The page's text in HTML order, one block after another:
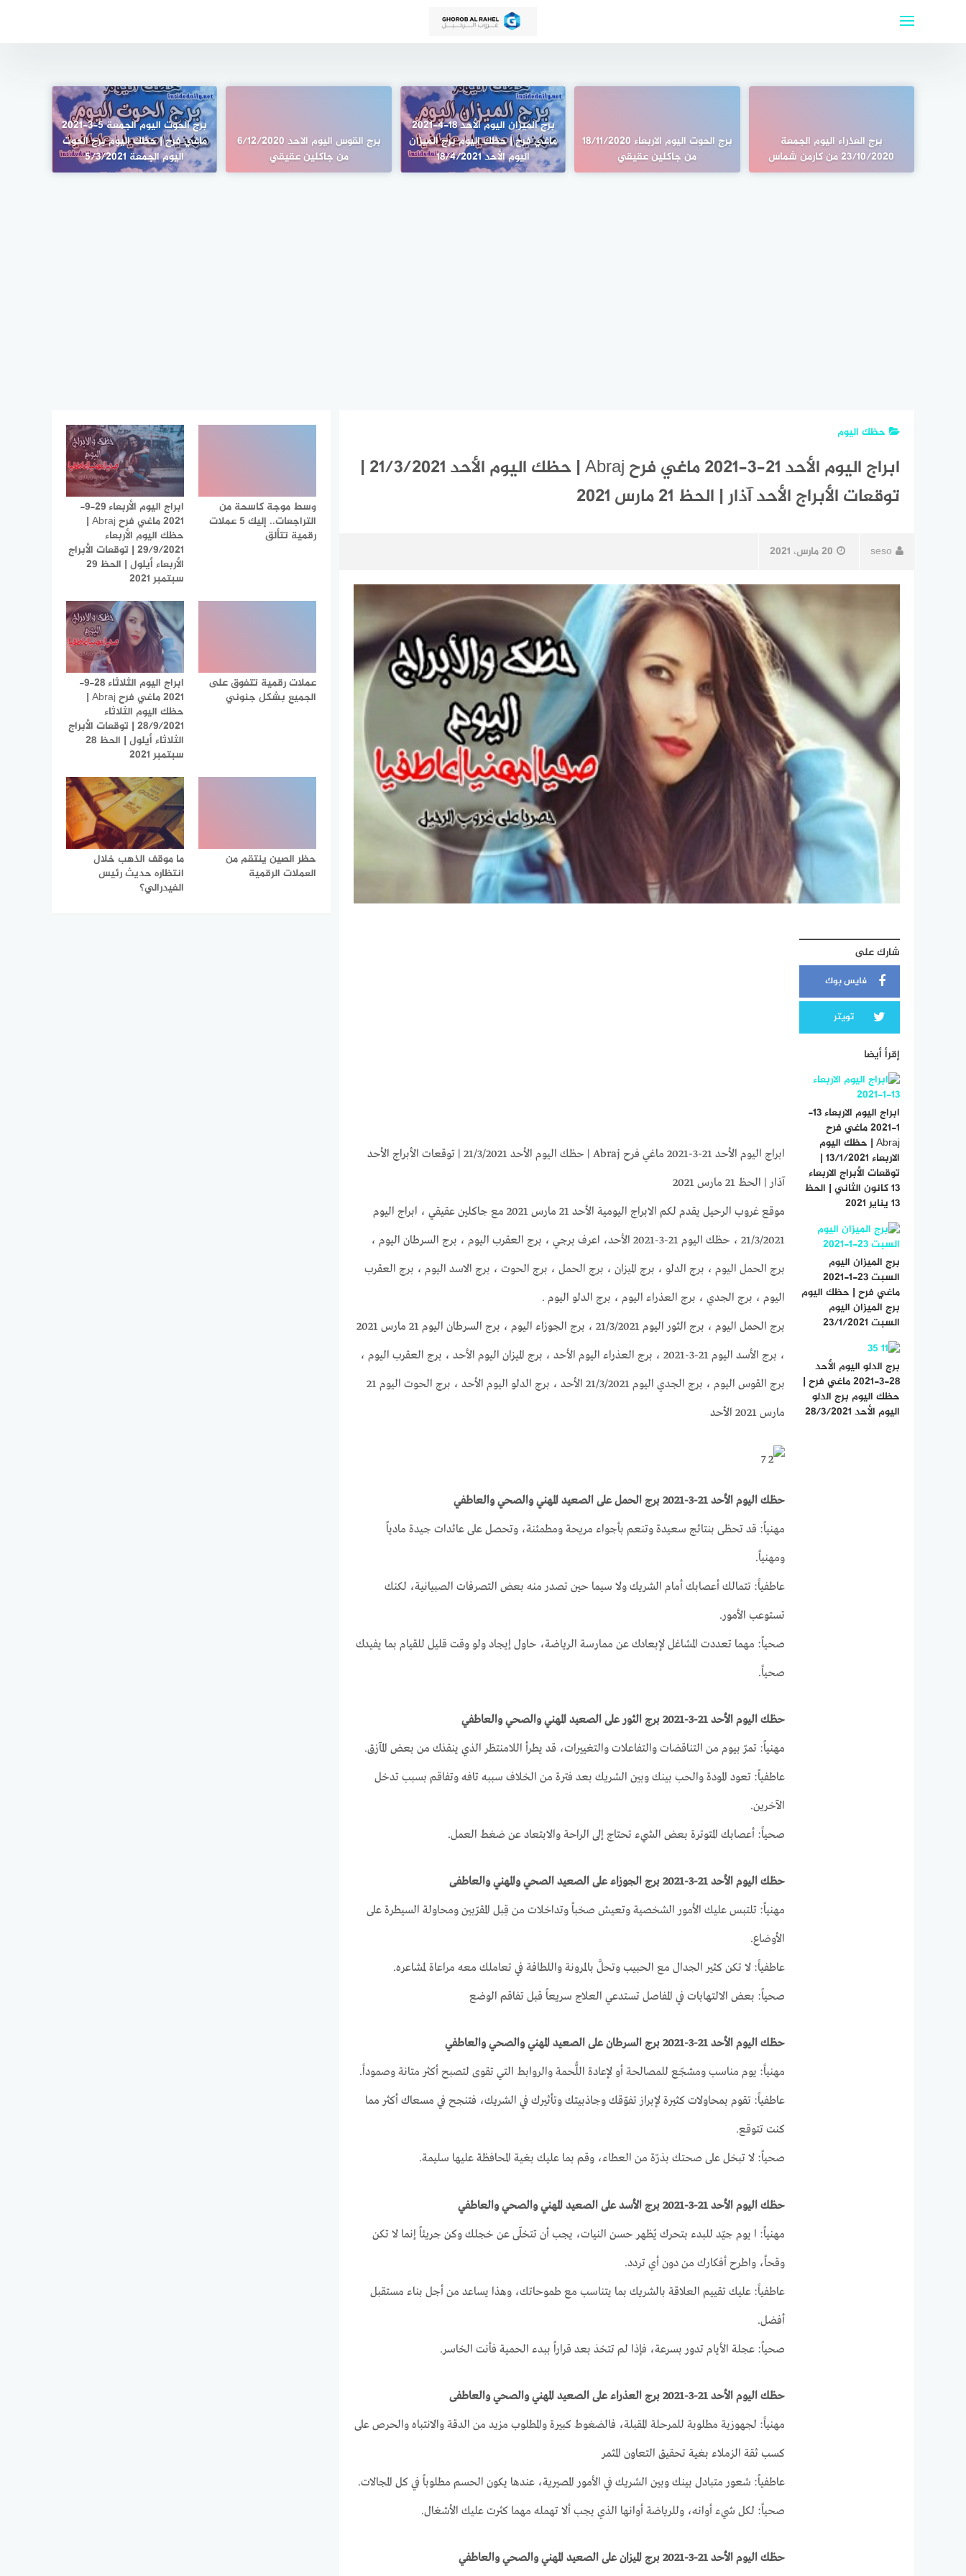
برج العذراء اليوم الجمعة
23/10/2020 من كارمن شماس
برج الحوت اليوم الاربعاء 18/11/2020
من جاكلين عقيقي
برج الميزان اليوم الأحد 18-4-2021
ماغي فرح | حظك اليوم برج الميزان
اليوم الأحد 18/4/2021
برج القوس اليوم الاحد 6/12/2020
من جاكلين عقيقي
برج الحوت اليوم الجمعة 5-3-2021
ماغي فرح | حظك اليوم برج الحوت
اليوم الجمعة 5/3/2021
حظك اليوم
ابراج اليوم الأحد 21-3-2021 ماغي فرح Abraj | حظك اليوم الأحد 21/3/2021 |
توقعات الأبراج الأحد آذار | الحظ 21 مارس 2021
seso 20 مارس، 2021
ابراج اليوم الأحد 21-3-2021 ماغي فرح Abraj | حظك اليوم الأحد 21/3/2021 | توقعات الأبراج الأحد
آذار | الحظ 21 مارس 2021
موقع غروب الرحيل يقدم لكم الابراج اليومية الأحد 21 مارس 2021 مع جاكلين عقيقي ، ابراج اليوم
21/3/2021 ، حظك اليوم 21-3-2021 الأحد، اعرف برجي ، برج العقرب اليوم ، برج السرطان اليوم ،
برج الحمل اليوم ، برج الدلو ، برج الميزان ، برج الحمل ، برج الحوت ، برج الاسد اليوم ، برج العقرب
اليوم ، برج الجدي ، برج العذراء اليوم ، برج الدلو اليوم .
برج الحمل اليوم ، برج الثور اليوم 21/3/2021 ، برج الجوزاء اليوم ، برج السرطان اليوم 21 مارس 2021
، برج الأسد اليوم 21-3-2021 ، برج العذراء اليوم الأحد ، برج الميزان اليوم الأحد ، برج العقرب اليوم ،
برج القوس اليوم ، برج الجدي اليوم 21/3/2021 الأحد ، برج الدلو اليوم الأحد ، برج الحوت اليوم 21
مارس 2021 الأحد
حظك اليوم الأحد 21-3-2021 برج الحمل على الصعيد المهني والصحي والعاطفي
مهنياً: قد تحظى بنتائج سعيدة وتنعم بأجواء مريحة ومطمئنة، وتحصل على عائدات جيدة مادياً
ومهنياً.
عاطفياً: تتمالك أعصابك أمام الشريك ولا سيما حين تصدر منه بعض التصرفات الصبيانية، لكنك
تستوعب الأمور.
صحياً: مهما تعددت المشاغل لإبعادك عن ممارسة الرياضة، حاول إيجاد ولو وقت قليل للقيام بما يفيدك
صحياً.
حظك اليوم الأحد 21-3-2021 برج الثور على الصعيد المهني والصحي والعاطفي
مهنياً: تمرّ بيوم من التناقضات والتفاعلات والتغييرات، قد يطرأ اللامنتظر الذي ينقذك من بعض المآزق.
عاطفياً: تعود المودة والحب بينك وبين الشريك بعد فترة من الخلاف سببه تافه وتفاقم بسبب تدخل
الآخرين.
صحياً: أعصابك المتوترة بعض الشيء تحتاج إلى الراحة والابتعاد عن ضغط العمل.
حظك اليوم الأحد 21-3-2021 برج الجوزاء على الصعيد الصحي والمهني والعاطفى
مهنياً: تلتبس عليك الأمور الشخصية وتعيش صخباً وتداخلات من قِبل المقرّبين ومحاولة السيطرة على
الأوضاع.
عاطفياً: لا تكن كثير الجدال مع الحبيب وتحلَّ بالمرونة واللطافة في تعاملك معه مراعاة لمشاعره.
صحياً: بعض الالتهابات في المفاصل تستدعي العلاج سريعاً قبل تفاقم الوضع
حظك اليوم الأحد 21-3-2021 برج السرطان على الصعيد المهني والصحي والعاطفي
مهنياً: يوم مناسب ومشجّع للمصالحة أو لإعادة اللُّحمة والروابط التي تقوى لتصبح أكثر متانة وصموداً.
عاطفياً: تقوم بمحاولات كثيرة لإبراز تفوّقك وجاذبيتك وتأثيرك في الشريك، فتنجح في مسعاك أكثر مما
كنت تتوقع.
صحياً: لا تبخل على صحتك بذرّة من العطاء، وقم بما عليك بغية المحافظة عليها سليمة.
حظك اليوم الأحد 21-3-2021 برج الأسد على الصعيد المهني والصحي والعاطفي
مهنياً: ا يوم جيّد للبدء بتحرك يُظهر حسن النيات، يجب أن تتخلّى عن خجلك وكن جريئاً إنما لا تكن
وقحاً، واطرح أفكارك من دون أي تردد.
عاطفياً: عليك تقييم العلاقة بالشريك بما يتناسب مع طموحاتك، وهذا يساعد من أجل بناء مستقبل
أفضل.
صحياً: عجلة الأيام تدور بسرعة، فإذا لم تتخذ بعد قراراً ببدء الحمية فأنت الخاسر.
حظك اليوم الأحد 21-3-2021 برج العذراء على الصعيد المهني والصحي والعاطفى
مهنياً: لجهوزية مطلوبة للمرحلة المقبلة، فالضغوط كبيرة والمطلوب مزيد من الدقة والانتباه والحرص على
كسب ثقة الزملاء بغية تحقيق التعاون المثمر
عاطفياً: شعور متبادل بينك وبين الشريك في الأمور المصيرية، عندها يكون الحسم مطلوباً في كل المجالات.
صحياً: لكل شيء أوانه، وللرياضة أوانها الذي يجب ألا تهمله مهما كثرت عليك الأشغال.
حظك اليوم الأحد 21-3-2021 برج الميزان على الصعيد المهني والصحي والعاطفي
شارك على
فايس بوك
تويتر
إقرأ أيضا
ابراج اليوم الاربعاء 13-
1-2021 ماغي فرح
Abraj | حظك اليوم
الاربعاء 13/1/2021 |
توقعات الأبراج الاربعاء
13 كانون الثاني | الحظ
13 يناير 2021
برج الميزان اليوم
السبت 23-1-2021
ماغي فرح | حظك اليوم
برج الميزان اليوم
السبت 23/1/2021
برج الدلو اليوم الأحد
28-3-2021 ماغي فرح |
حظك اليوم برج الدلو
اليوم الأحد 28/3/2021
وسط موجة كاسحة من
التراجعات.. إليك 5 عملات
رقمية تتألق
ابراج اليوم الأربعاء 29-9-
2021 ماغي فرح Abraj |
حظك اليوم الأربعاء
29/9/2021 | توقعات الأبراج
الأربعاء أيلول | الحظ 29
سبتمبر 2021
عملات رقمية تتفوق على
الجميع بشكل جنوني
ابراج اليوم الثلاثاء 28-9-
2021 ماغي فرح Abraj |
حظك اليوم الثلاثاء
28/9/2021 | توقعات الأبراج
الثلاثاء أيلول | الحظ 28
سبتمبر 2021
حظر الصين ينتقم من
العملات الرقمية
ما موقف الذهب خلال
انتظاره حديث رئيس
الفيدرالي؟